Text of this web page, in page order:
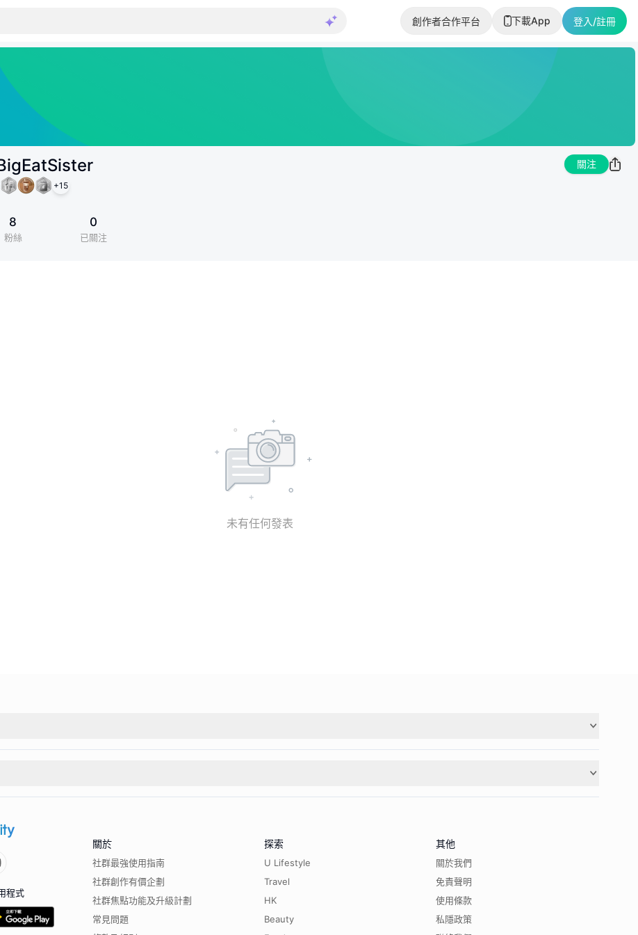
創作者合作平台 下載App 登入/註冊
+15
關注
8
粉絲
0
已關注
未有任何發表
程式
關於
社群最強使用指南
社群創作有價企劃
社群焦點功能及升級計劃
常見問題
探索
U Lifestyle
Travel
HK
Beauty
其他
關於我們
免責聲明
使用條款
私隱政策